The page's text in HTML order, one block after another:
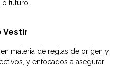
futuro.
Vestir
materia de reglas de origen y
y enfocados a asegurar